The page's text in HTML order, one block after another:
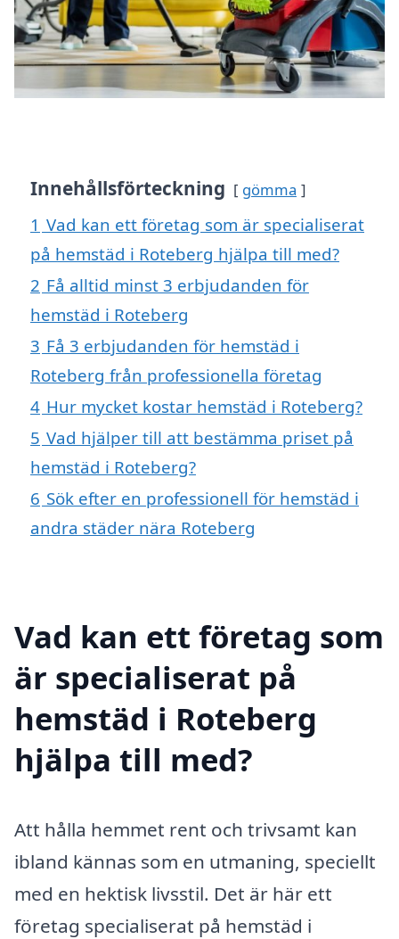
Innehållsförteckning gömma
1 Vad kan ett företag som är specialiserat
på hemstäd i Roteberg hjälpa till med?
2 Få alltid minst 3 erbjudanden för
hemstäd i Roteberg
3 Få 3 erbjudanden för hemstäd i
Roteberg från professionella företag
4 Hur mycket kostar hemstäd i Roteberg?
5 Vad hjälper till att bestämma priset på
hemstäd i Roteberg?
6 Sök efter en professionell för hemstäd i
andra städer nära Roteberg
Vad kan ett företag som
är specialiserat på
hemstäd i Roteberg
hjälpa till med?
Att hålla hemmet rent och trivsamt kan
ibland kännas som en utmaning, speciellt
med en hektisk livsstil. Det är här ett
företag specialiserat på hemstäd i